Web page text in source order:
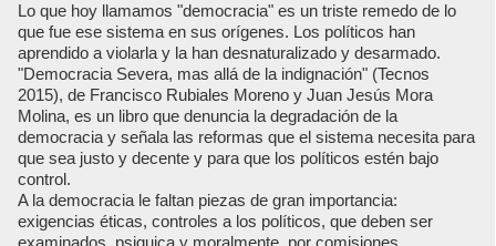
Lo que hoy llamamos "democracia" es un triste remedo de lo
que fue ese sistema en sus orígenes. Los políticos han
aprendido a violarla y la han desnaturalizado y desarmado.
"Democracia Severa, mas allá de la indignación" (Tecnos
2015), de Francisco Rubiales Moreno y Juan Jesús Mora
Molina, es un libro que denuncia la degradación de la
democracia y señala las reformas que el sistema necesita para
que sea justo y decente y para que los políticos estén bajo
control.
A la democracia le faltan piezas de gran importancia:
exigencias éticas, controles a los políticos, que deben ser